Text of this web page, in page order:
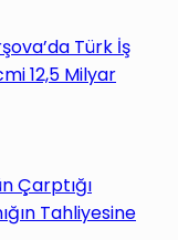
Türk İş
12,5 Milyar
Çarptığı
Tahliyesine